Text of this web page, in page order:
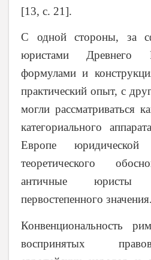
[13, с. 21].
С одной стороны, за
юристами Древнего
формулами и
практический опыт, с
могли рассматриваться
категориального
Европе
теоретического
античные юристы
первостепенного значения.
Конвенциональность
воспринятых